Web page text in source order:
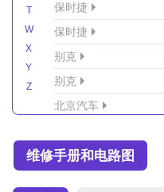
T
W
X
Y
Z
保时捷
保时捷
别克
别克
北京汽车
北京越野车
维修手册和电路图